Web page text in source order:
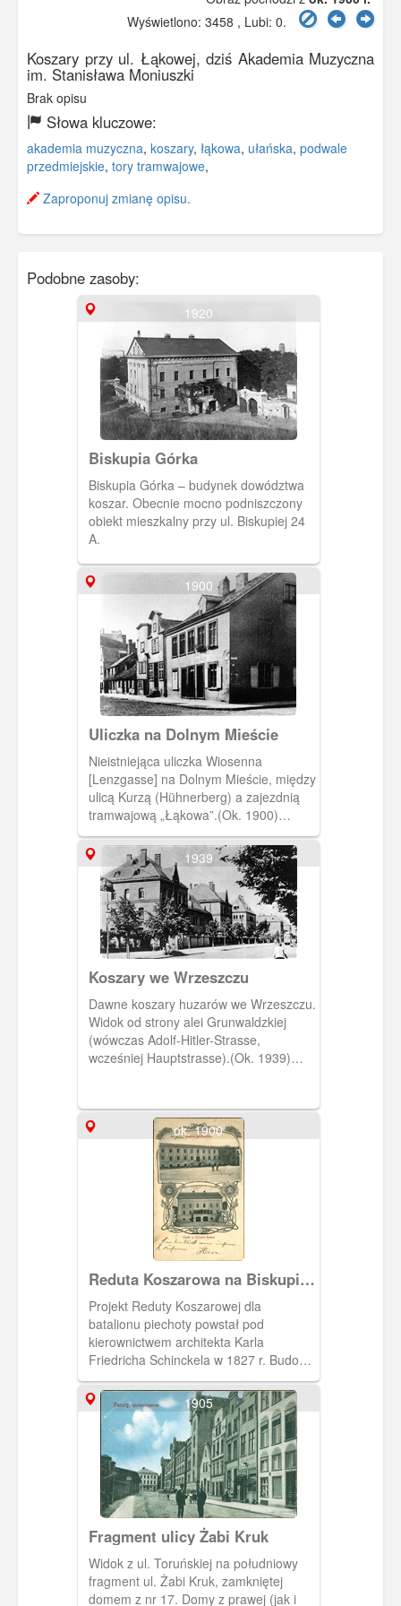
Wyświetlono: 3458 , Lubi: 0.
Koszary przy ul. Łąkowej, dziś Akademia Muzyczna
im. Stanisława Moniuszki
Brak opisu
Słowa kluczowe:
akademia muzyczna, koszary, łąkowa, ułańska, podwale
przedmiejskie, tory tramwajowe,
Zaproponuj zmianę opisu.
Podobne zasoby:
1920
Biskupia Górka
Biskupia Górka – budynek dowództwa
koszar. Obecnie mocno podniszczony
obiekt mieszkalny przy ul. Biskupiej 24
A.
1900
Uliczka na Dolnym Mieście
Nieistniejąca uliczka Wiosenna
[Lenzgasse] na Dolnym Mieście, między
ulicą Kurzą (Hühnerberg) a zajezdnią
tramwajową „Łąkowa”.(Ok. 1900)
[IDX:475,1209]
1939
Koszary we Wrzeszczu
Dawne koszary huzarów we Wrzeszczu.
Widok od strony alei Grunwaldzkiej
(wówczas Adolf-Hitler-Strasse,
wcześniej Hauptstrasse).(Ok. 1939)
ok. 1900
Reduta Koszarowa na Biskupiej
Górze
Projekt Reduty Koszarowej dla
batalionu piechoty powstał pod
kierownictwem architekta Karla
Friedricha Schinckela w 1827 r. Budowę
rozpoczęto w roku 1828 a zakończono
w 1833. Redutę Koszarową ulokowano
w miejscu dawnej redity, zwanej
„Szańcem Szwedzkim”. Całość składała
się z trzyskrzydłowego budynku
koszarowego na planie trapezu oraz
budynku wartowniczego wraz z
kasynem dla oficerów.
1905
Fragment ulicy Żabi Kruk
Widok z ul. Toruńskiej na południowy
fragment ul. Żabi Kruk, zamkniętej
domem z nr 17. Domy z prawej (jak i